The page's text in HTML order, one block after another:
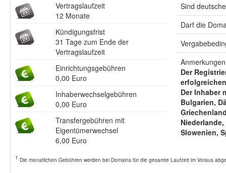
Vertragslaufzeit
12 Monate
Kündigungsfrist
31 Tage zum Ende der
Vertragslaufzeit
Einrichtungsgebühren
0,00 Euro
Inhaberwechselgebühren
0,00 Euro
Transfergebühren mit
Eigentümerwechsel
6,00 Euro
Sind
Darf die
Der
Der Inhaber
Bulgarien,
Slowenien,
1 Die monatlichen Gebühren werden bei Domains für die gesamte Laufzeit im Voraus